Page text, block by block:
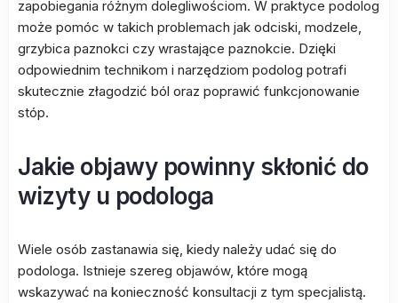
zapobiegania różnym dolegliwościom. W praktyce podolog
może pomóc w takich problemach jak odciski, modzele,
grzybica paznokci czy wrastające paznokcie. Dzięki
odpowiednim technikom i narzędziom podolog potrafi
skutecznie złagodzić ból oraz poprawić funkcjonowanie
stóp.
Jakie objawy powinny skłonić do
wizyty u podologa
Wiele osób zastanawia się, kiedy należy udać się do
podologa. Istnieje szereg objawów, które mogą
wskazywać na konieczność konsultacji z tym specjalistą.